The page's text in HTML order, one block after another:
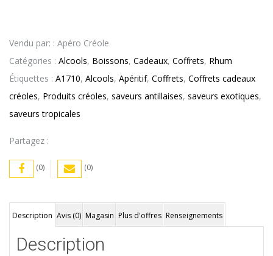
54°
70cl
–
A1710
Vendu par: : Apéro Créole
Catégories : Alcools, Boissons, Cadeaux, Coffrets, Rhum
Étiquettes : A1710, Alcools, Apéritif, Coffrets, Coffrets cadeaux
créoles, Produits créoles, saveurs antillaises, saveurs exotiques,
saveurs tropicales
Partagez :
(0) (0)
Description Avis (0) Magasin Plus d'offres Renseignements
Description